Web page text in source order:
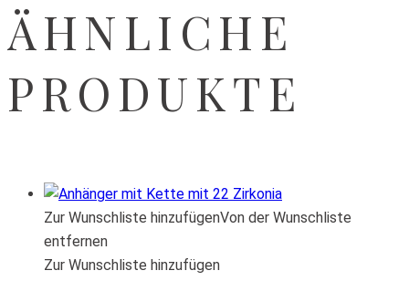
ÄHNLICHE
PRODUKTE
Zur Wunschliste hinzufügenVon der Wunschliste
entfernen
Zur Wunschliste hinzufügen